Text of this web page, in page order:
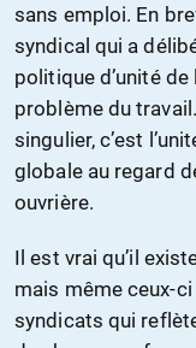
sans emploi. En
syndical qui a
politique d’unité
problème du
singulier, c’est
globale au regard
ouvrière.
Il est vrai qu’il
mais même ceux-
syndicats qui